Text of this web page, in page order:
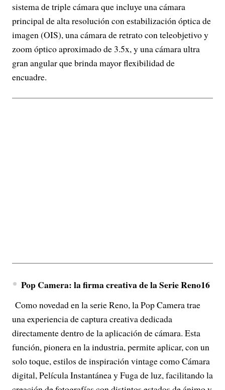
sistema de triple cámara que incluye una cámara
principal de alta resolución con estabilización óptica de
imagen (OIS), una cámara de retrato con teleobjetivo y
zoom óptico aproximado de 3.5x, y una cámara ultra
gran angular que brinda mayor flexibilidad de
encuadre.
Pop Camera: la firma creativa de la Serie Reno16
Como novedad en la serie Reno, la Pop Camera trae
una experiencia de captura creativa dedicada
directamente dentro de la aplicación de cámara. Esta
función, pionera en la industria, permite aplicar, con un
solo toque, estilos de inspiración vintage como Cámara
digital, Película Instantánea y Fuga de luz, facilitando la